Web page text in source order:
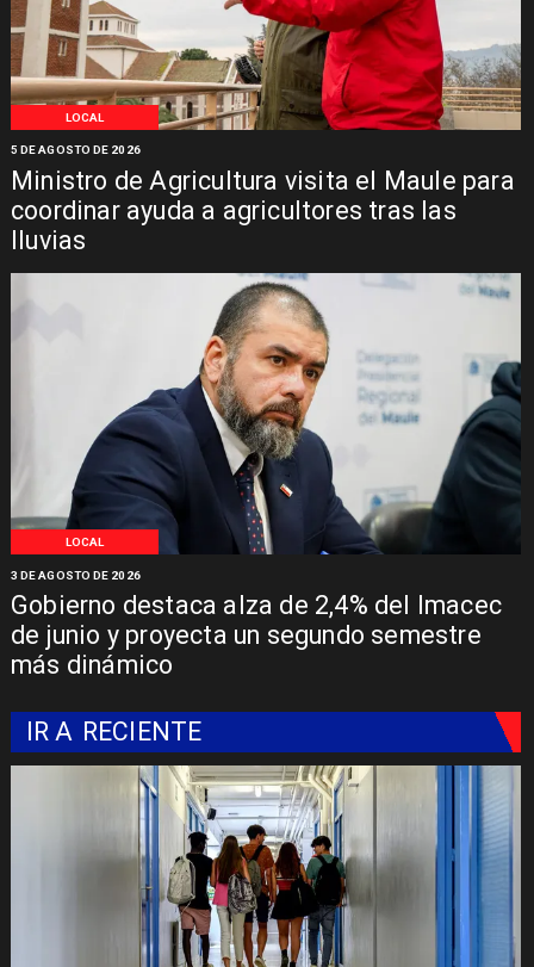
LOCAL
Ministro de Agricultura visita el Maule para
coordinar ayuda a agricultores tras las
lluvias
5 DE AGOSTO DE 2026
LOCAL
Gobierno destaca alza de 2,4% del Imacec
de junio y proyecta un segundo semestre
más dinámico
3 DE AGOSTO DE 2026
IR A RECIENTE